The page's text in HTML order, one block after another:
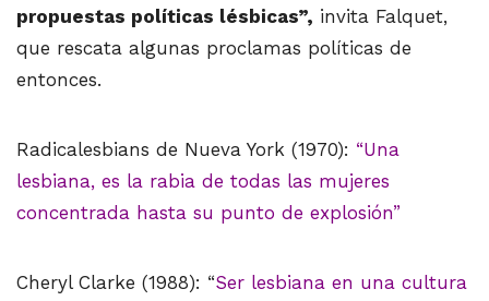
propuestas políticas lésbicas”, invita Falquet,
que rescata algunas proclamas políticas de
entonces.
Radicalesbians de Nueva York (1970): “Una
lesbiana, es la rabia de todas las mujeres
concentrada hasta su punto de explosión”
Cheryl Clarke (1988): “Ser lesbiana en una cultura